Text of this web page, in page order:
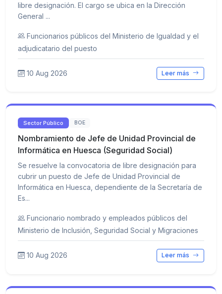
libre designación. El cargo se ubica en la Dirección
General ...
Funcionarios públicos del Ministerio de Igualdad y el
adjudicatario del puesto
10 Aug 2026 Leer más
Sector Público BOE
Nombramiento de Jefe de Unidad Provincial de
Informática en Huesca (Seguridad Social)
Se resuelve la convocatoria de libre designación para
cubrir un puesto de Jefe de Unidad Provincial de
Informática en Huesca, dependiente de la Secretaría de
Es...
Funcionario nombrado y empleados públicos del
Ministerio de Inclusión, Seguridad Social y Migraciones
10 Aug 2026 Leer más